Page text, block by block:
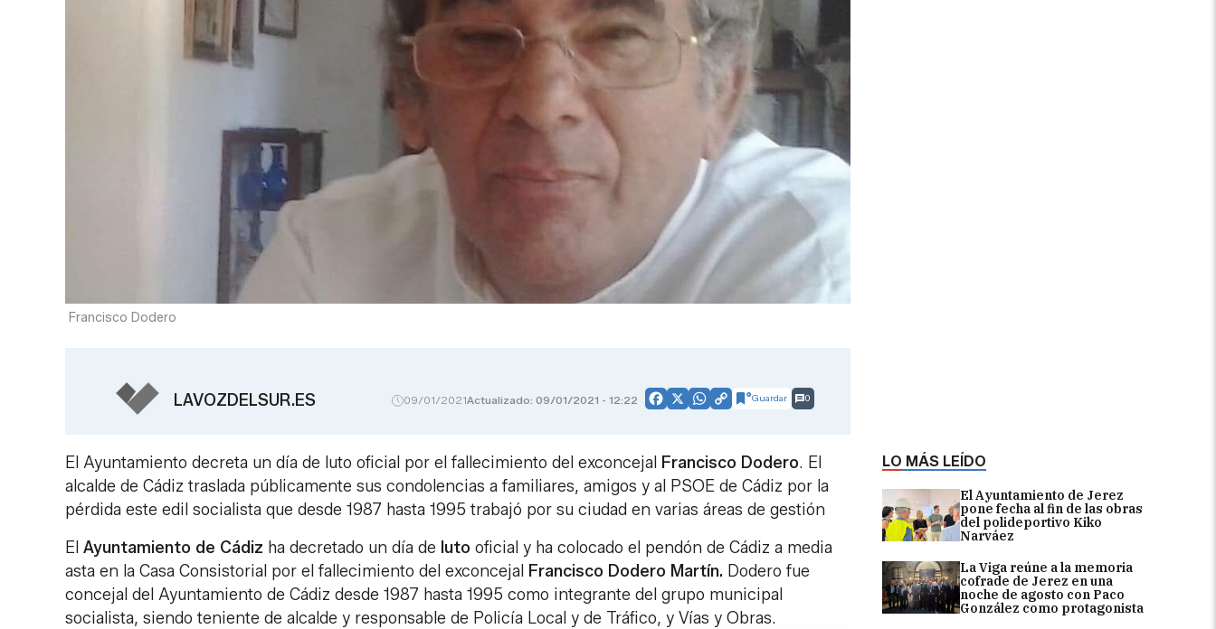
LO MÁS LEÍDO
El Ayuntamiento de Jerez
pone fecha al fin de las obras
del polideportivo Kiko
Narváez
La Viga reúne a la memoria
cofrade de Jerez en una
noche de agosto con Paco
González como protagonista
Francisco Dodero
LAVOZDELSUR.ES 09/01/2021Actualizado: 09/01/2021 - 12:22 Facebook
X WhatsApp
CopyGuardar 0
El Ayuntamiento decreta un día de luto oficial por el fallecimiento del exconcejal Francisco Dodero. El
alcalde de Cádiz traslada públicamente sus condolencias a familiares, amigos y al PSOE de Cádiz por la
pérdida este edil socialista que desde 1987 hasta 1995 trabajó por su ciudad en varias áreas de gestión
El Ayuntamiento de Cádiz ha decretado un día de luto oficial y ha colocado el pendón de Cádiz a media
asta en la Casa Consistorial por el fallecimiento del exconcejal Francisco Dodero Martín. Dodero fue
concejal del Ayuntamiento de Cádiz desde 1987 hasta 1995 como integrante del grupo municipal
socialista, siendo teniente de alcalde y responsable de Policía Local y de Tráfico, y Vías y Obras.